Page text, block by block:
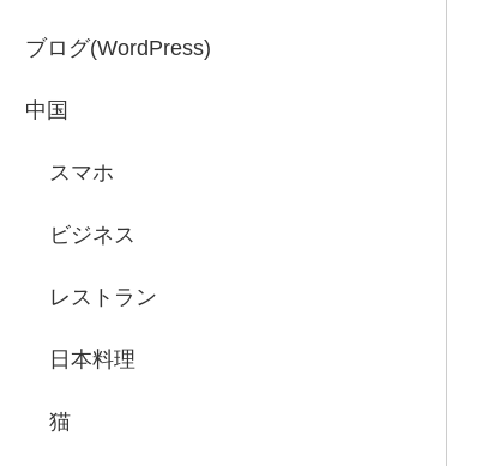
ブログ(WordPress)
中国
スマホ
ビジネス
レストラン
日本料理
猫